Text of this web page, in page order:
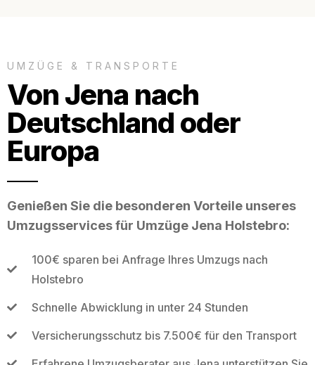
UMZÜGE & TRANSPORTE
Von Jena nach
Deutschland oder
Europa
Genießen Sie die besonderen Vorteile unseres
Umzugsservices für Umzüge Jena Holstebro:
100€ sparen bei Anfrage Ihres Umzugs nach
Holstebro
Schnelle Abwicklung in unter 24 Stunden
Versicherungsschutz bis 7.500€ für den Transport